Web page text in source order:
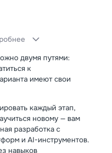
двумя путями:
к
имеют свои
каждый этап,
новому — вам
разработка с
и AI-инструментов.
навыков